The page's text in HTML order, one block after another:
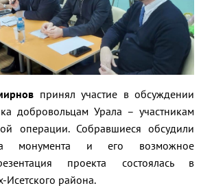
принял участие в обсуждении
добровольцам Урала – участникам
операции. Собравшиеся обсудили
монумента и его возможное
проекта состоялась в
района.